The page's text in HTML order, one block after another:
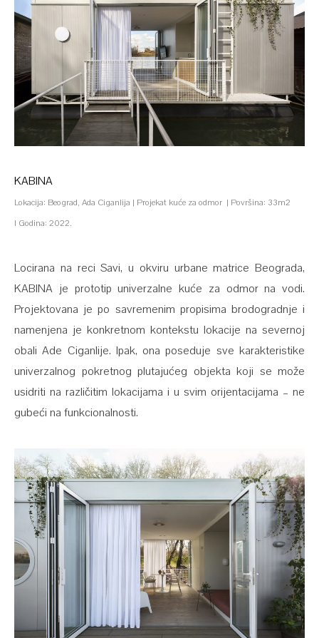
KABINA
Lokacija: Beograd, Ada Ciganlija | Projekat kuće za odmor | Površina: 33m2
I Godina: 2022.
Locirana na reci Savi, u okviru urbane matrice Beograda,
KABINA je prototip univerzalne kuće za odmor na vodi.
Projektovana je po savremenim propisima brodogradnje i
namenjena je konkretnom kontekstu lokacije na severnoj
obali Ade Ciganlije. Ipak, ona poseduje sve karakteristike
univerzalnog pokretnog plutajućeg objekta koji se može
usidriti na različitim lokacijama i u svim orijentacijama – ne
gubeći na funkcionalnosti.